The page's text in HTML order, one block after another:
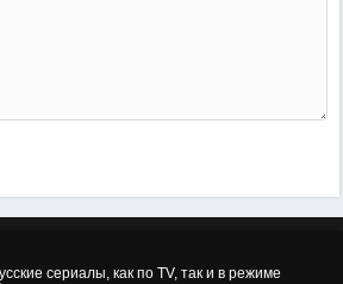
сериалы, как по TV, так и в режиме